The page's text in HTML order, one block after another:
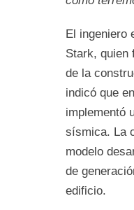
El ingeniero
Stark, quien
de la
indicó que
implementó
sísmica. La
modelo
de
edificio.